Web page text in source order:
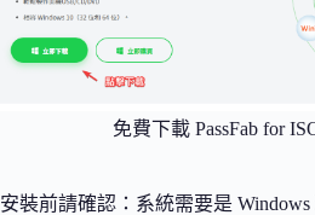
免費下載 PassFab for
安裝前請確認：系統需要是